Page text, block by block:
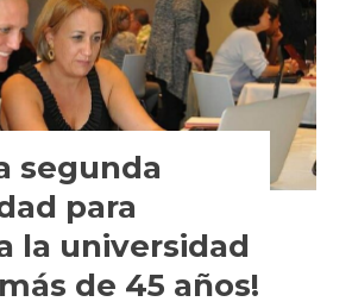
segunda
para
la universidad
de 45 años!